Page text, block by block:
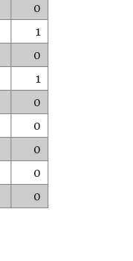
0
1
0
1
0
0
0
0
0